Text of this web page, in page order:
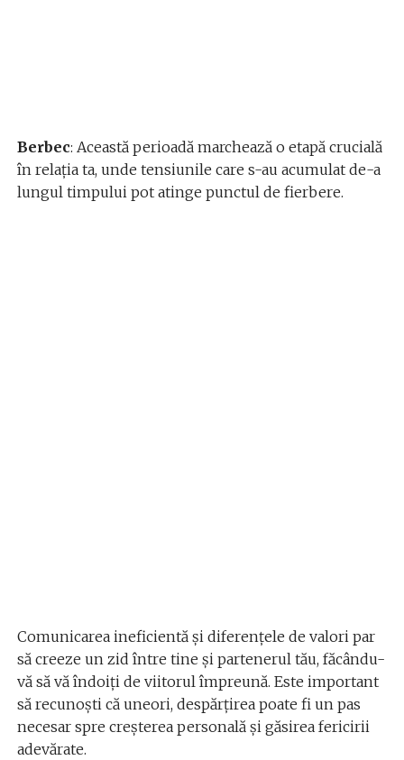
Berbec: Această perioadă marchează o etapă crucială
în relația ta, unde tensiunile care s-au acumulat de-a
lungul timpului pot atinge punctul de fierbere.
Comunicarea ineficientă și diferențele de valori par
să creeze un zid între tine și partenerul tău, făcându-
vă să vă îndoiți de viitorul împreună. Este important
să recunoști că uneori, despărțirea poate fi un pas
necesar spre creșterea personală și găsirea fericirii
adevărate.